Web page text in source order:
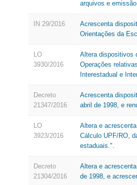
arquivos e
IN 29/2016
Acrescenta
Orientações da
LO
3930/2016
Altera dispositivos
Operações
Interestadual e
Decreto
21347/2016
Acrescenta
abril de 1998, e
LO
3923/2016
Altera e
Cálculo UPF/RO,
estaduais.".
Decreto
21304/2016
Altera e
de 1998, e